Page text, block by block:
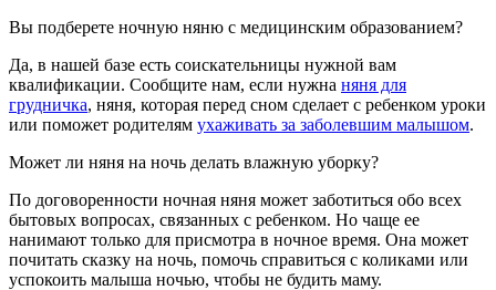
Вы подберете ночную няню с медицинским образованием?
Да, в нашей базе есть соискательницы нужной вам
квалификации. Сообщите нам, если нужна няня для
грудничка, няня, которая перед сном сделает с ребенком уроки
или поможет родителям ухаживать за заболевшим малышом.
Может ли няня на ночь делать влажную уборку?
По договоренности ночная няня может заботиться обо всех
бытовых вопросах, связанных с ребенком. Но чаще ее
нанимают только для присмотра в ночное время. Она может
почитать сказку на ночь, помочь справиться с коликами или
успокоить малыша ночью, чтобы не будить маму.